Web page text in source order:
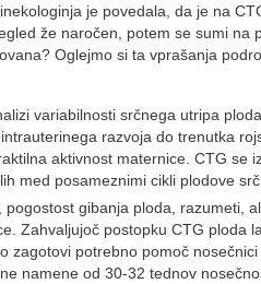
je povedala, da je na
že naročen, potem se sumi na
Oglejmo si ta vprašanja
variabilnosti srčnega utripa
razvoja do trenutka
aktivnost maternice. CTG se
med posameznimi cikli plodove
gibanja ploda, razumeti,
Zahvaljujoč postopku CTG ploda
zagotovi potrebno pomoč nosečnici
namene od 30-32 tednov